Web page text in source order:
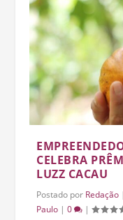
CELEBRA
LUZZ CACAU
Postado por Redação
Paulo |0 |